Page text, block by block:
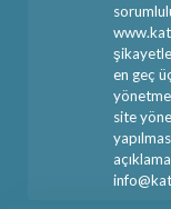
en geç
site